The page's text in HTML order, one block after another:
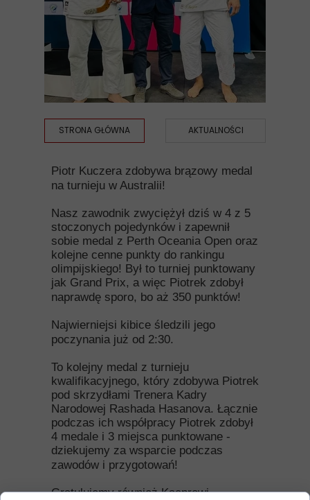
STRONA GŁÓWNA AKTUALNOŚCI
Piotr Kuczera zdobywa brązowy medal
na turnieju w Australii!
Nasz zawodnik zwyciężył dziś w 4 z 5
stoczonych pojedynków i zapewnił
sobie medal z Perth Oceania Open oraz
kolejne cenne punkty do rankingu
olimpijskiego! Był to turniej punktowany
jak Grand Prix, a więc Piotrek zdobył
naprawdę sporo, bo aż 350 punktów!
Najwierniejsi kibice śledzili jego
poczynania już od 2:30.
To kolejny medal z turnieju
kwalifikacyjnego, który zdobywa Piotrek
pod skrzydłami Trenera Kadry
Narodowej Rashada Hasanova. Łącznie
podczas ich współpracy Piotrek zdobył
4 medale i 3 miejsca punktowane -
dziekujemy za wsparcie podczas
zawodów i przygotowań!
Gratulujemy również Kacprowi